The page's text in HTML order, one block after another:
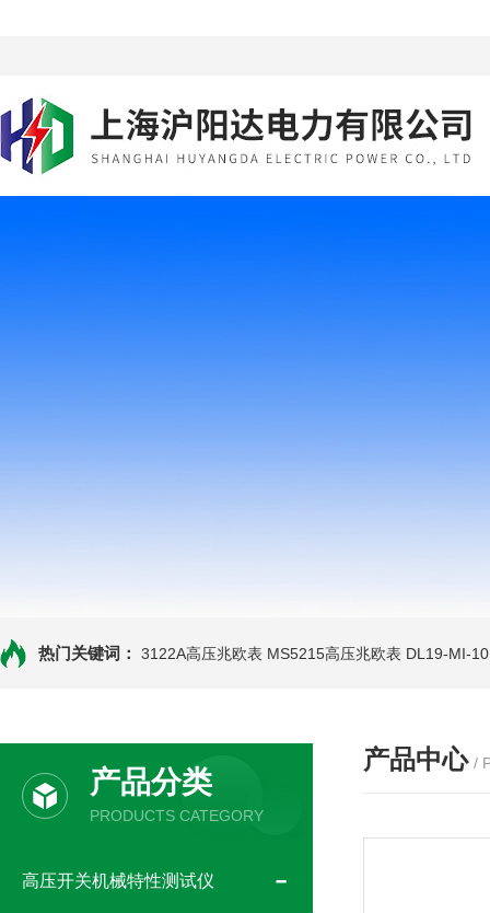
热门关键词： 3122A高压兆欧表 MS5215高压兆欧表 DL19-MI-
产品分类
PRODUCTS CATEGORY
高压开关机械特性测试仪
产品中心 /